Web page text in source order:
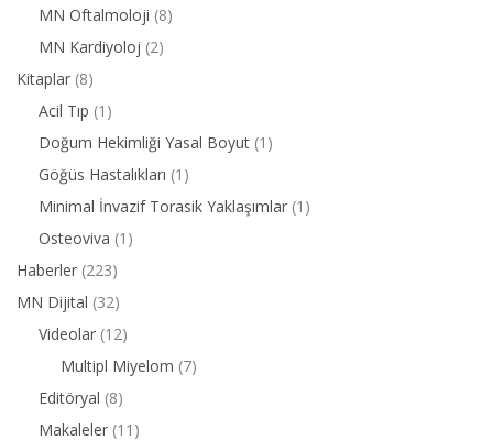
MN Oftalmoloji (8)
MN Kardiyoloj (2)
Kitaplar (8)
Acil Tıp (1)
Doğum Hekimliği Yasal Boyut (1)
Göğüs Hastalıkları (1)
Minimal İnvazif Torasik Yaklaşımlar (1)
Osteoviva (1)
Haberler (223)
MN Dijital (32)
Videolar (12)
Multipl Miyelom (7)
Editöryal (8)
Makaleler (11)